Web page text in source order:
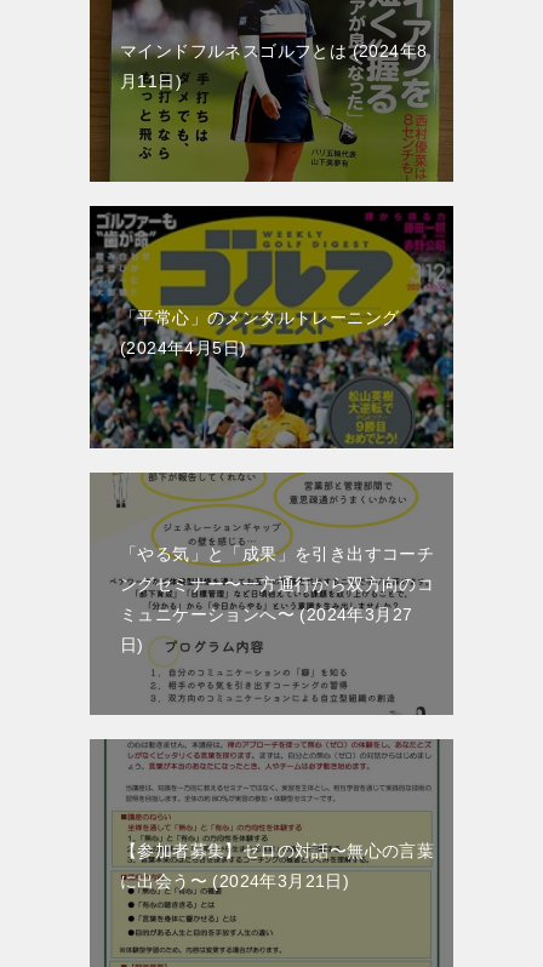
マインドフルネスゴルフとは
2024年8
月11日
「平常心」のメンタルトレーニング
2024年4月5日
「やる気」と「成果」を引き出すコーチ
ングセミナー〜一方通行から双方向のコ
ミュニケーションへ〜
2024年3月27
日
【参加者募集】ゼロの対話〜無心の言葉
に出会う〜
2024年3月21日